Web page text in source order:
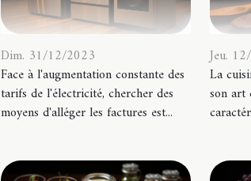
Dim. 31/12/2023
Face à l'augmentation constante des
tarifs de l'électricité, chercher des
moyens d'alléger les factures est...
Jeu.
La
son art